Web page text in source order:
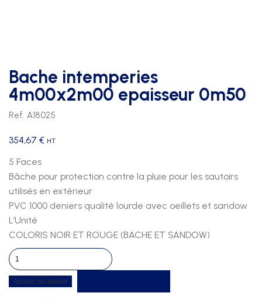
Bache intemperies
4m00x2m00 epaisseur 0m50
Ref. A18025
354,67 € HT
5 Faces
Bâche pour protection contre la pluie pour les sautoirs
utilisés en extérieur
PVC 1000 deniers qualité lourde avec oeillets et sandow
L’Unité
COLORIS NOIR ET ROUGE (BACHE ET SANDOW)
quantité
de
Bache
Ajouter au panier